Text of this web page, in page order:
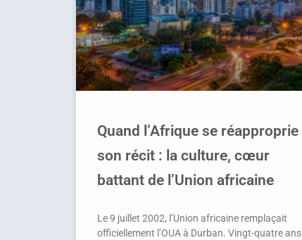
Quand l’Afrique se réapproprie
son récit : la culture, cœur
battant de l’Union africaine
Le 9 juillet 2002, l’Union africaine remplaçait
officiellement l’OUA à Durban. Vingt-quatre ans